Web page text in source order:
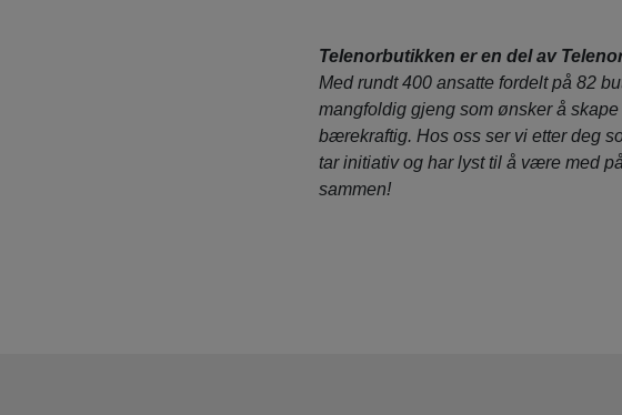
Telenorbutikken er en del av
Med rundt 400 ansatte fordelt på 82
mangfoldig gjeng som ønsker å
bærekraftig. Hos oss ser vi etter deg
tar initiativ og har lyst til å være med
sammen!